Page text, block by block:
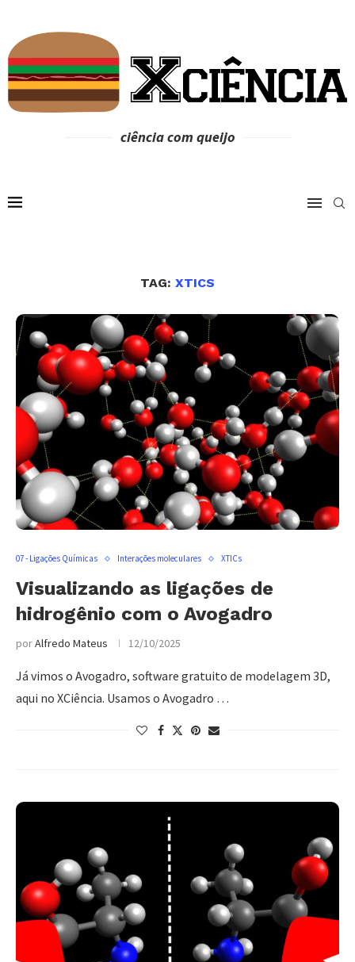
ciência com queijo
TAG: XTICS
07 - Ligações Químicas Interações moleculares XTICs
Visualizando as ligações de
hidrogênio com o Avogadro
porAlfredo Mateus 12/10/2025
Já vimos o Avogadro, software gratuito de modelagem 3D,
aqui no XCiência. Usamos o Avogadro …